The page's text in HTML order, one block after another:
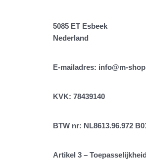
5085 ET Esbeek
Nederland
E-mailadres: info@m-
KVK: 78439140
BTW nr: NL8613.96.972
Artikel 3 – Toepasselijkheid